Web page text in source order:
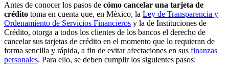
Antes de conocer los pasos de cómo cancelar una tarjeta de
crédito toma en cuenta que, en México, la Ley de Transparencia y
Ordenamiento de Servicios Financieros y la de Instituciones de
Crédito, otorga a todos los clientes de los bancos el derecho de
cancelar sus tarjetas de crédito en el momento que lo requieran de
forma sencilla y rápida, a fin de evitar afectaciones en sus finanzas
personales. Para ello, se deben cumplir los siguientes pasos: